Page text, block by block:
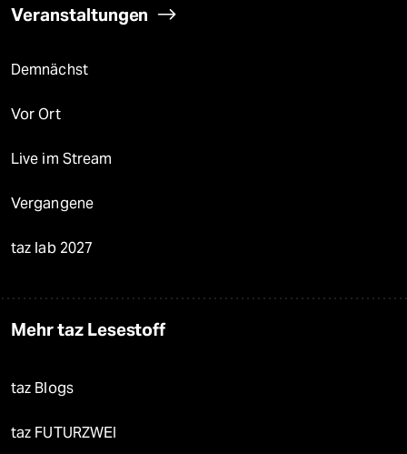
Veranstaltungen
Demnächst
Vor Ort
Live im Stream
Vergangene
taz lab 2027
Mehr taz Lesestoff
taz Blogs
taz FUTURZWEI